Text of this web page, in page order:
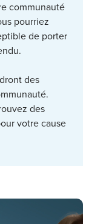
communauté
pourriez
de porter
des
des
votre cause